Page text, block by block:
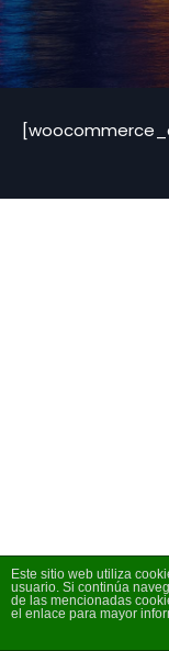
Este sitio web utiliza
usuario. Si continúa
de las mencionadas
el enlace para mayor